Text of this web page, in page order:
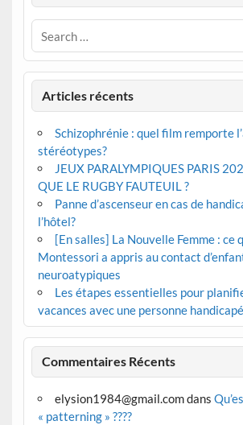
Articles récents
Schizophrénie : quel film remporte
stéréotypes?
JEUX PARALYMPIQUES PARIS
QUE LE RUGBY FAUTEUIL ?
Panne d’ascenseur en cas de
l’hôtel?
[En salles] La Nouvelle Femme : ce
Montessori a appris au contact
neuroatypiques
Les étapes essentielles pour
vacances avec une personne
Commentaires Récents
elysion1984@gmail.comdans
« patterning » ????